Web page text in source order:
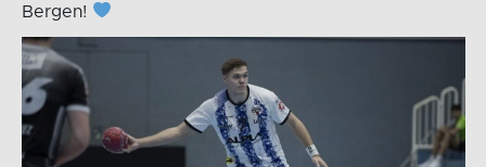
Bergen!